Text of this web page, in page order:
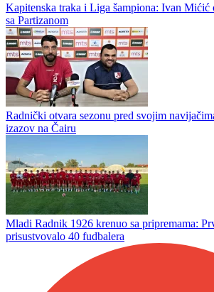
Kapitenska traka i Liga šampiona: Ivan Mićić
sa Partizanom
Radnički otvara sezonu pred svojim
izazov na Čairu
Mladi Radnik 1926 krenuo sa pripremama:
prisustvovalo 40 fudbalera